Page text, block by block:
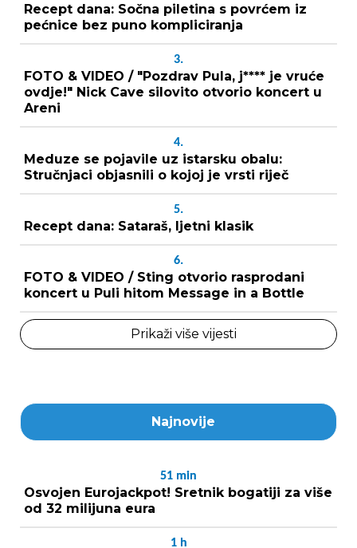
Recept dana: Sočna piletina s povrćem iz
pećnice bez puno kompliciranja
3.
FOTO & VIDEO / "Pozdrav Pula, j**** je vruće
ovdje!" Nick Cave silovito otvorio koncert u
Areni
4.
Meduze se pojavile uz istarsku obalu:
Stručnjaci objasnili o kojoj je vrsti riječ
5.
Recept dana: Sataraš, ljetni klasik
6.
FOTO & VIDEO / Sting otvorio rasprodani
koncert u Puli hitom Message in a Bottle
Prikaži više vijesti
Najnovije
51 min
Osvojen Eurojackpot! Sretnik bogatiji za više
od 32 milijuna eura
1 h